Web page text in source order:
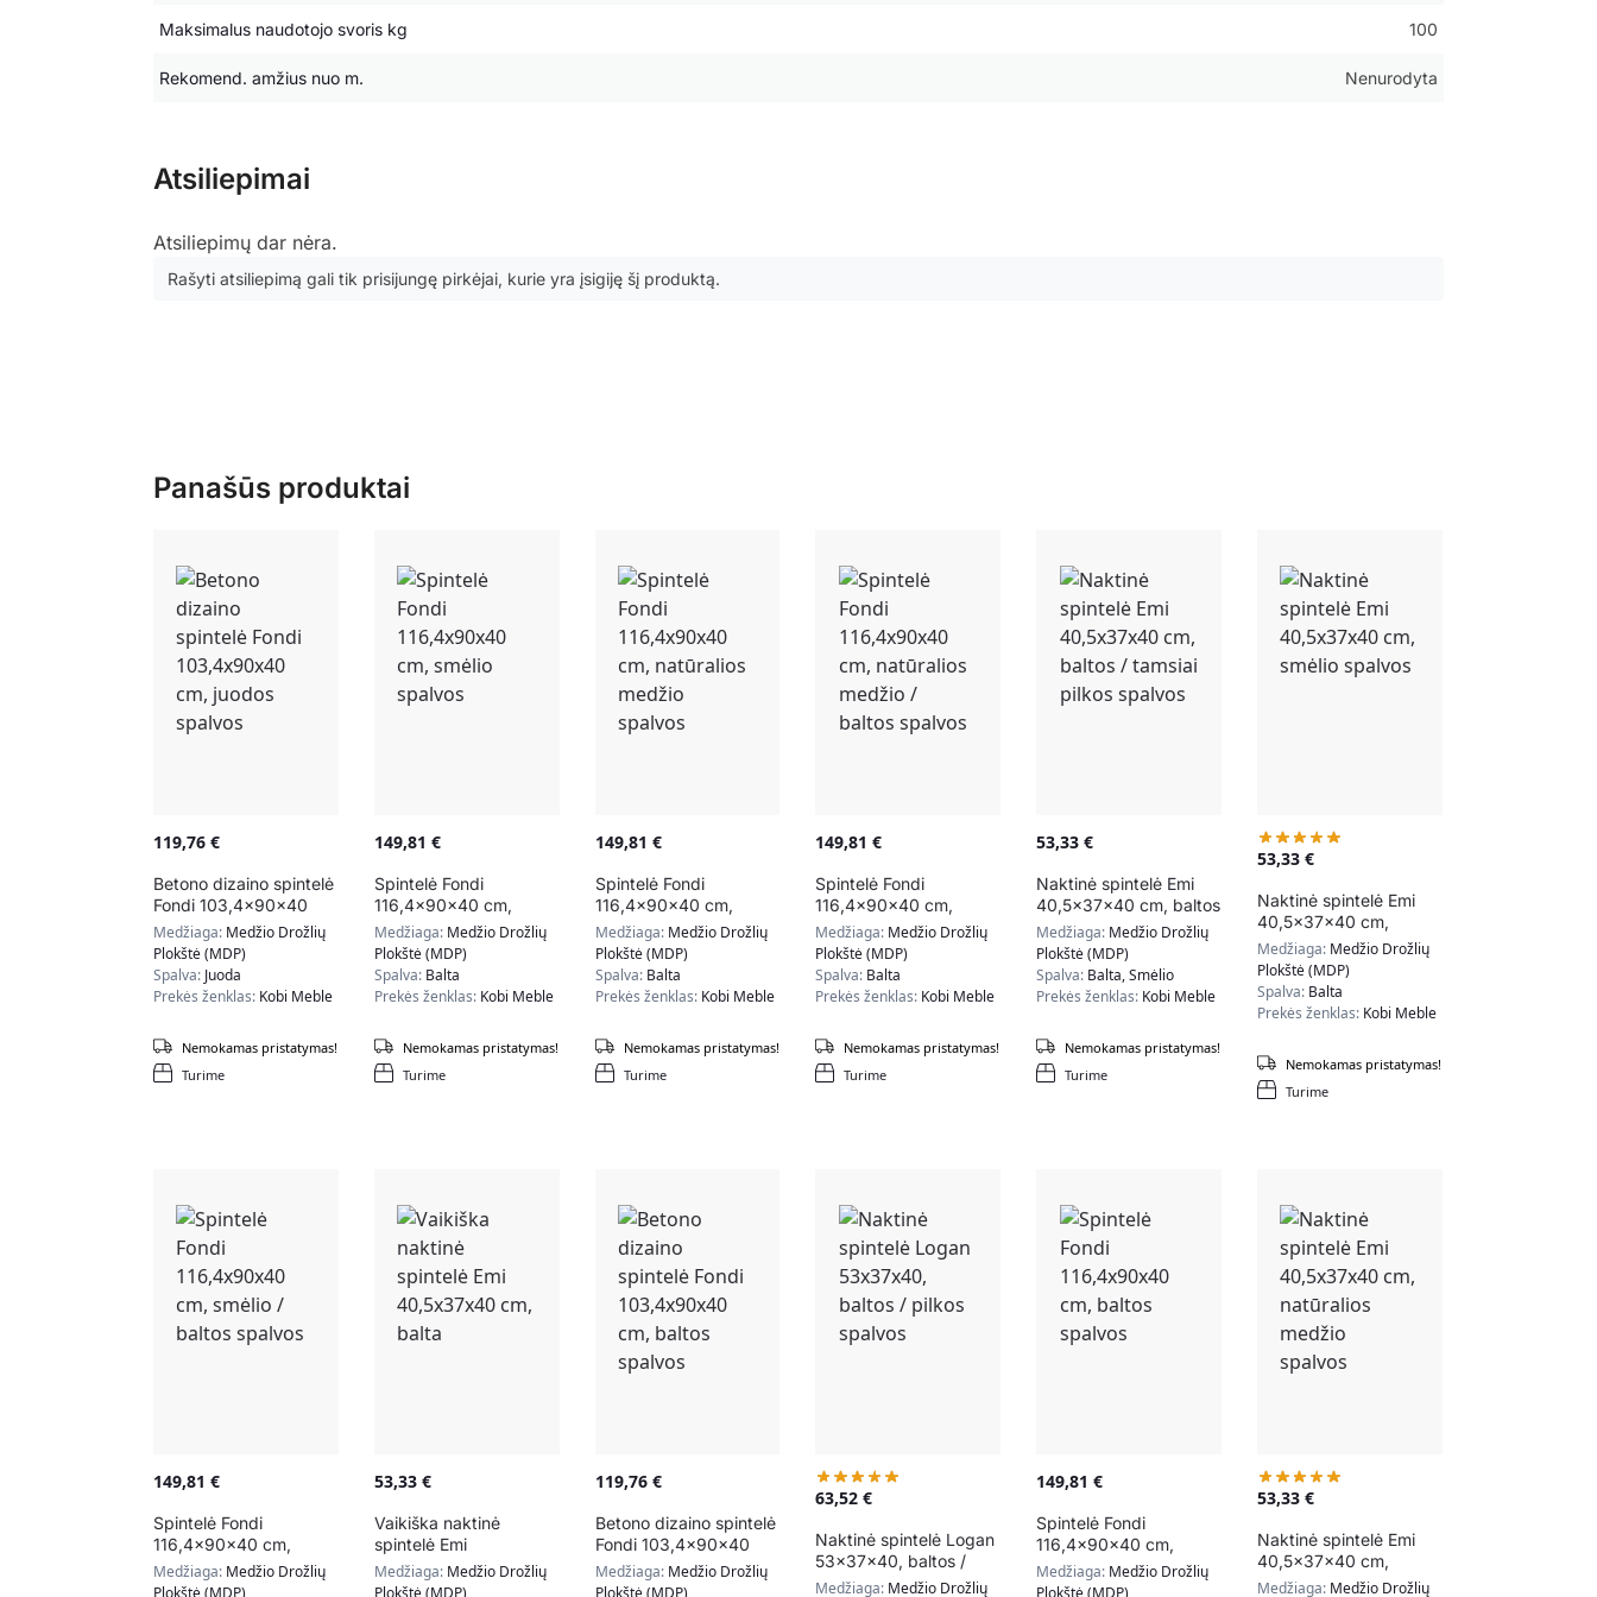
Maksimalus naudotojo svoris kg 100
Rekomend. amžius nuo m. Nenurodyta
Atsiliepimai
Atsiliepimų dar nėra.
Rašyti atsiliepimą gali tik prisijungę pirkėjai, kurie yra įsigiję šį produktą.
Panašūs produktai
119,76 €
Betono dizaino spintelė
Fondi 103,4x90x40
cm, juodos spalvos
Medžiaga: Medžio Drožlių
Plokštė (MDP)
Spalva: Juoda
Prekės ženklas: Kobi Meble
Turime
Nemokamas pristatymas!
149,81 €
Spintelė Fondi
116,4x90x40 cm,
smėlio spalvos
Medžiaga: Medžio Drožlių
Plokštė (MDP)
Spalva: Balta
Prekės ženklas: Kobi Meble
Turime
Nemokamas pristatymas!
149,81 €
Spintelė Fondi
116,4x90x40 cm,
natūralios medžio
spalvos
Medžiaga: Medžio Drožlių
Plokštė (MDP)
Spalva: Balta
Prekės ženklas: Kobi Meble
Turime
Nemokamas pristatymas!
149,81€
Spintelė Fondi
116,4x90x40 cm,
natūralios medžio /
baltos spalvos
Medžiaga: Medžio Drožlių
Plokštė (MDP)
Spalva: Balta
Prekės ženklas: Kobi Meble
Turime
Nemokamas pristatymas!
53,33€
Naktinė spintelė Emi
40,5x37x40 cm, baltos
/ tamsiai pilkos spalvos
Medžiaga: Medžio Drožlių
Plokštė (MDP)
Spalva: Balta, Smėlio
Prekės ženklas: Kobi Meble
Turime
Nemokamas pristatymas!
53,33 €
Naktinė spintelė Emi
40,5x37x40 cm,
smėlio spalvos
Medžiaga: Medžio Drožlių
Plokštė (MDP)
Spalva: Balta
Prekės ženklas: Kobi Meble
Turime
Nemokamas pristatymas!
149,81 €
Spintelė Fondi
116,4x90x40 cm,
smėlio / baltos spalvos
Medžiaga: Medžio Drožlių
53,33 €
Vaikiška naktinė
spintelė Emi
40,5x37x40 cm, balta
Medžiaga: Medžio Drožlių
119,76 €
Betono dizaino spintelė
Fondi 103,4x90x40
cm, baltos spalvos
Medžiaga: Medžio Drožlių
63,52€
Naktinė spintelė Logan
53x37x40, baltos /
pilkos spalvos
Medžiaga: Medžio Drožlių
149,81€
Spintelė Fondi
116,4x90x40 cm,
baltos spalvos
Medžiaga: Medžio Drožlių
53,33 €
Naktinė spintelė Emi
40,5x37x40 cm,
natūralios medžio
Medžiaga: Medžio Drožlių